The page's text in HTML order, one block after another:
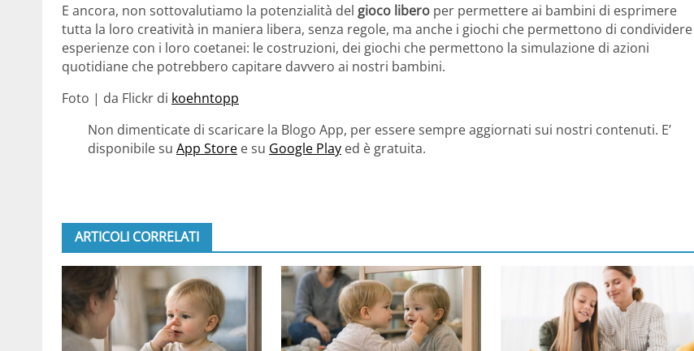
E ancora, non sottovalutiamo la potenzialità del gioco libero per permettere ai bambini di esprimere
tutta la loro creatività in maniera libera, senza regole, ma anche i giochi che permettono di condividere
esperienze con i loro coetanei: le costruzioni, dei giochi che permettono la simulazione di azioni
quotidiane che potrebbero capitare davvero ai nostri bambini.
Foto | da Flickr di koehntopp
Non dimenticate di scaricare la Blogo App, per essere sempre aggiornati sui nostri contenuti. E’
disponibile su App Store e su Google Play ed è gratuita.
ARTICOLI CORRELATI